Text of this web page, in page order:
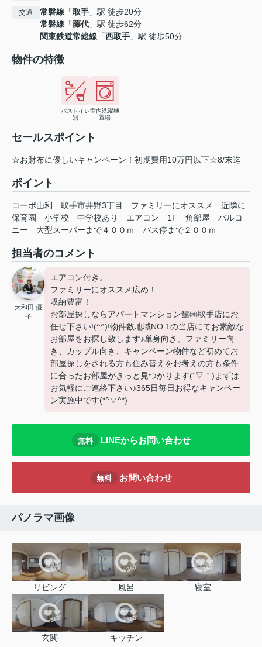
交通 常磐線 「取手 」駅 徒歩20分
常磐線 「藤代 」駅 徒歩62分
関東鉄道常総線 「西取手 」駅 徒歩50分
物件の特徴
バストイレ
別
室内洗濯機
置場
セールスポイント
☆お財布に優しいキャンペーン！初期費用10万円以下☆8/末迄
ポイント
コーポ山利 取手市井野3丁目 ファミリーにオススメ
近隣に
保育園
小学校 中学校あり エアコン 1F 角部屋
バルコ
ニー
大型スーパーまで４００ｍ バス停まで２００ｍ
担当者のコメント
大和田 優
子
エアコン付き。
ファミリーにオススメ広め！
収納豊富！
お部屋探しならアパートマンション館㈱取手店にお
任せ下さい!(^^)!物件数地域NO.1の当店にてお素敵な
お部屋をお探し致します♪単身向き、ファミリー向
き、カップル向き、キャンペーン物件など初めてお
部屋探しをされる方も住み替えをお考えの方も条件
に合ったお部屋がきっと見つかります(´▽｀)まずは
お気軽にご連絡下さい♪365日毎日お得なキャンペー
ン実施中です(*^▽^*)
無料 LINEからお問い合わせ
無料 お問い合わせ
パノラマ画像
リビング 風呂 寝室
玄関 キッチン